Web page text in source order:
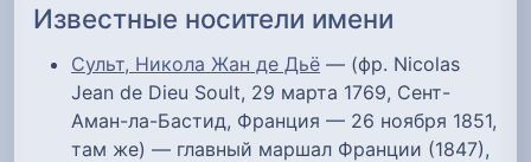
Известные носители имени
Сульт, Никола Жан де Дьё — (фр. Nicolas
Jean de Dieu Soult, 29 марта 1769, Сент-
Аман-ла-Бастид, Франция — 26 ноября 1851,
там же) — главный маршал Франции (1847),